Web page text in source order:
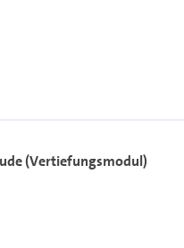
(Vertiefungsmodul)